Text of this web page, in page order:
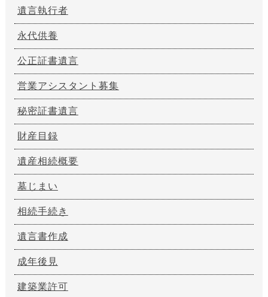
遺言執行者
永代供養
公正証書遺言
営業アシスタント募集
秘密証書遺言
財産目録
遺産相続概要
墓じまい
相続手続き
遺言書作成
成年後見
建築業許可